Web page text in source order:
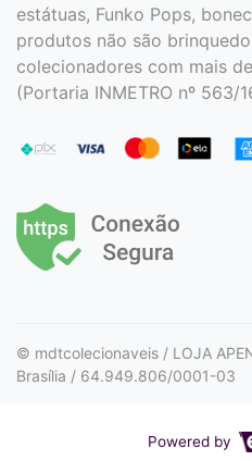
estátuas, Funko Pops,
produtos não são
colecionadores com mais
(Portaria INMETRO nº 563/
© mdtcolecionaveis / LOJA
Brasília / 64.949.806/0001-03
Powered by